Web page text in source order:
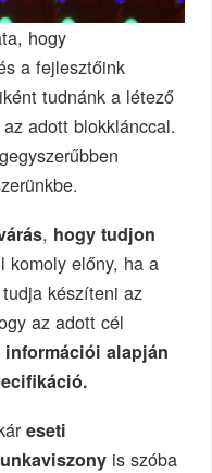
hogy
a fejlesztőink
tudnánk a létező
adott blokklánccal.
, hogy tudjon
komoly előny, ha a
készíteni az
az adott cél
alapján
eseti
is szóba